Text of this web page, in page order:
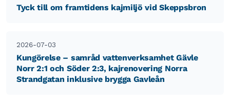
Tyck till om framtidens kajmiljö vid Skeppsbron
2026-07-03
Kungörelse – samråd vattenverksamhet Gävle
Norr 2:1 och Söder 2:3, kajrenovering Norra
Strandgatan inklusive brygga Gavleån